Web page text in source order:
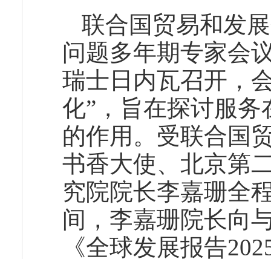
联合国贸易和发
问题多年期专家会
瑞士日内瓦召开，
化”，旨在探讨服
的作用。受联合国
书香大使、北京第
究院院长李嘉珊全
间，李嘉珊院长向
《全球发展报告